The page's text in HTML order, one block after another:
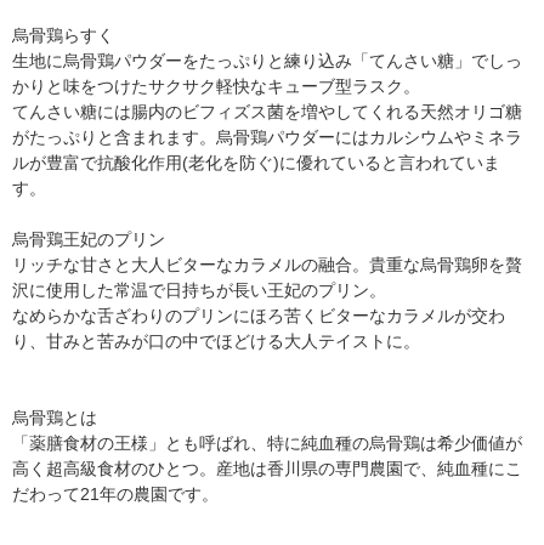
烏骨鶏らすく
生地に烏骨鶏パウダーをたっぷりと練り込み「てんさい糖」でしっ
かりと味をつけたサクサク軽快なキューブ型ラスク。
てんさい糖には腸内のビフィズス菌を増やしてくれる天然オリゴ糖
がたっぷりと含まれます。烏骨鶏パウダーにはカルシウムやミネラ
ルが豊富で抗酸化作用(老化を防ぐ)に優れていると言われていま
す。
烏骨鶏王妃のプリン
リッチな甘さと大人ビターなカラメルの融合。貴重な烏骨鶏卵を贅
沢に使用した常温で日持ちが長い王妃のプリン。
なめらかな舌ざわりのプリンにほろ苦くビターなカラメルが交わ
り、甘みと苦みが口の中でほどける大人テイストに。
烏骨鶏とは
「薬膳食材の王様」とも呼ばれ、特に純血種の烏骨鶏は希少価値が
高く超高級食材のひとつ。産地は香川県の専門農園で、純血種にこ
だわって21年の農園です。